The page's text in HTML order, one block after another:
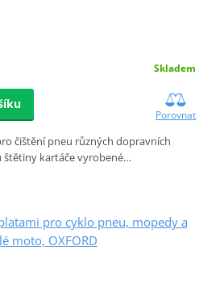
Skladem
Porovnat
čištění pneu různých dopravních
štětiny kartáče vyrobené…
pro cyklo pneu, mopedy a
moto, OXFORD